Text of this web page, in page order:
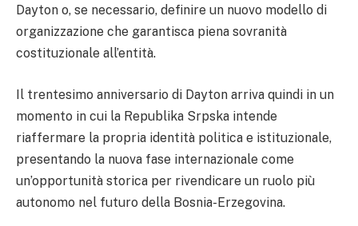
Dayton o, se necessario, definire un nuovo modello di
organizzazione che garantisca piena sovranità
costituzionale all’entità.
Il trentesimo anniversario di Dayton arriva quindi in un
momento in cui la Republika Srpska intende
riaffermare la propria identità politica e istituzionale,
presentando la nuova fase internazionale come
un’opportunità storica per rivendicare un ruolo più
autonomo nel futuro della Bosnia-Erzegovina.